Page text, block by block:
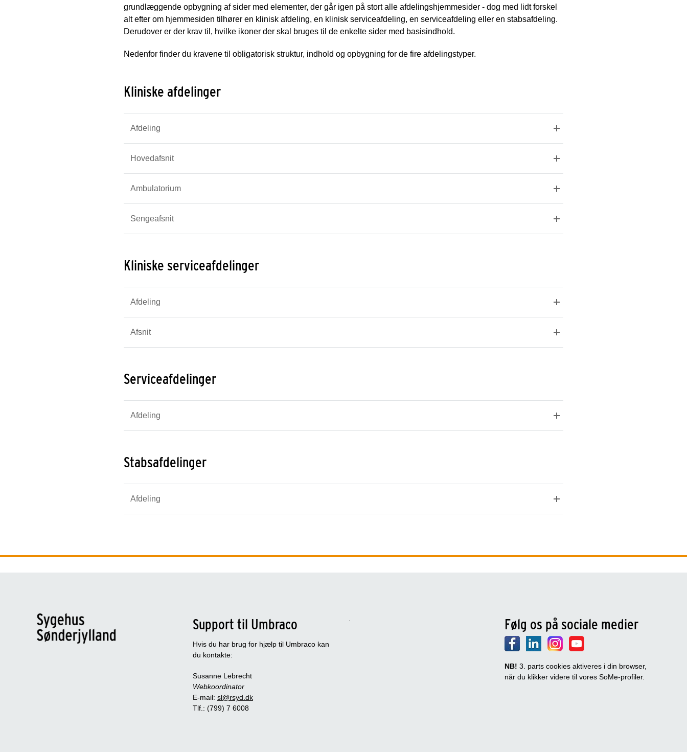
grundlæggende opbygning af sider med elementer, der går igen på stort alle afdelingshjemmesider - dog med lidt forskel
alt efter om hjemmesiden tilhører en klinisk afdeling, en klinisk serviceafdeling, en serviceafdeling eller en stabsafdeling.
Derudover er der krav til, hvilke ikoner der skal bruges til de enkelte sider med basisindhold.
Nedenfor finder du kravene til obligatorisk struktur, indhold og opbygning for de fire afdelingstyper.
Kliniske afdelinger
Afdeling
Hovedafsnit
Ambulatorium
Sengeafsnit
Kliniske serviceafdelinger
Afdeling
Afsnit
Serviceafdelinger
Afdeling
Stabsafdelinger
Afdeling
Support til Umbraco
Hvis du har brug for hjælp til Umbraco kan
du kontakte:
Susanne Lebrecht
Webkoordinator
E-mail: sl@rsyd.dk
Tlf.: (799) 7 6008
. Følg os på sociale medier
NB! 3. parts cookies aktiveres i din browser,
når du klikker videre til vores SoMe-profiler.